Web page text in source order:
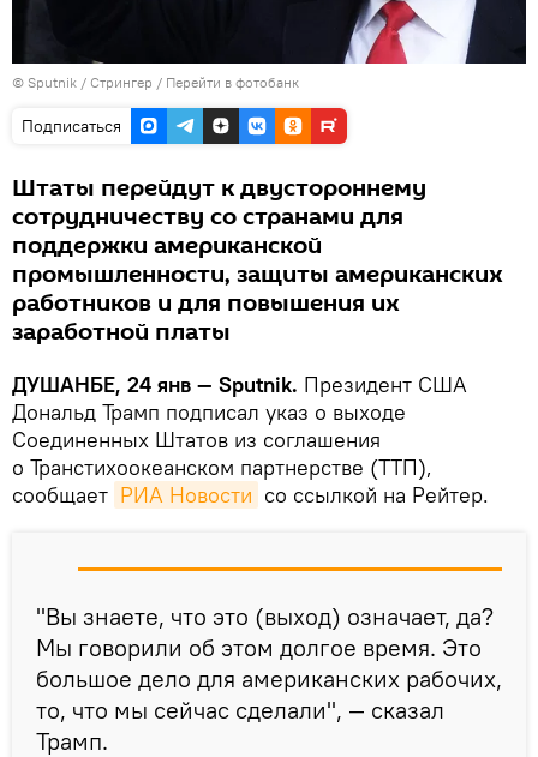
© Sputnik / Стрингер / Перейти в фотобанк
Подписаться
Штаты перейдут к двустороннему
сотрудничеству со странами для
поддержки американской
промышленности, защиты американских
работников и для повышения их
заработной платы
ДУШАНБЕ, 24 янв — Sputnik. Президент США
Дональд Трамп подписал указ о выходе
Соединенных Штатов из соглашения
о Транстихоокеанском партнерстве (ТТП),
сообщает РИА Новости со ссылкой на Рейтер.
"Вы знаете, что это (выход) означает, да?
Мы говорили об этом долгое время. Это
большое дело для американских рабочих,
то, что мы сейчас сделали", — сказал
Трамп.